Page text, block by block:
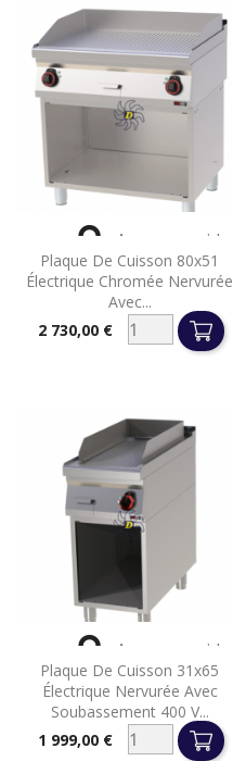
Plaque De Cuisson 80x51
Électrique Chromée Nervurée
Avec...
Prix2 730,00 €
 Aperçu rapide
Plaque De Cuisson 31x65
Électrique Nervurée Avec
Soubassement 400 V...
Prix1 999,00 €
 Aperçu rapide